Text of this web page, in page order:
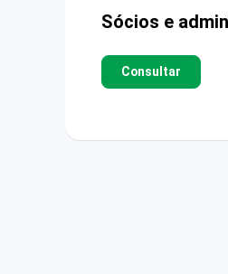
Sócios e
Consultar